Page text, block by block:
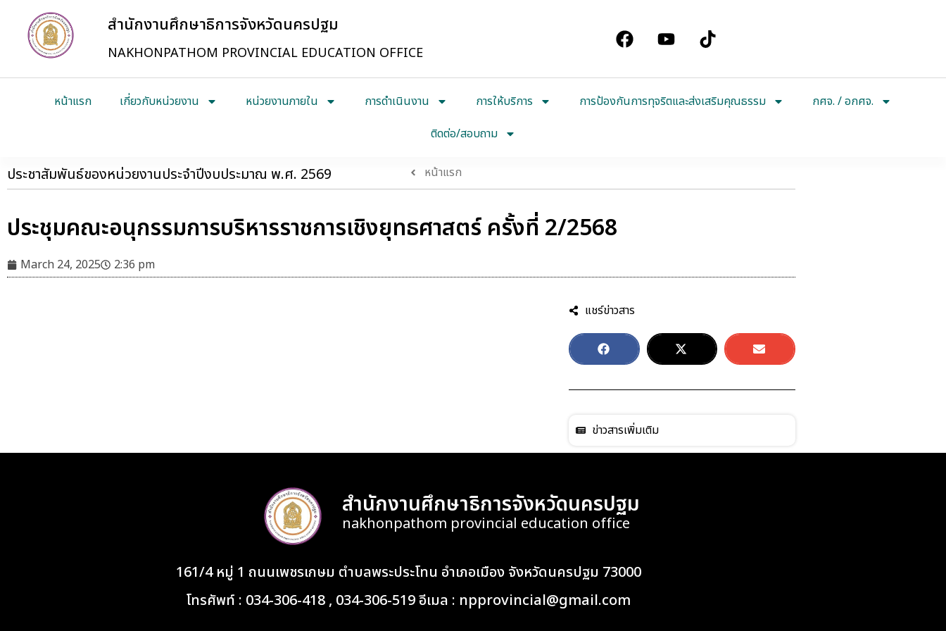
สำนักงานศึกษาธิการจังหวัดนครปฐม
NAKHONPATHOM PROVINCIAL EDUCATION OFFICE
หน้าแรก เกี่ยวกับหน่วยงาน หน่วยงานภายใน การดำเนินงาน การให้บริการ การป้องกันการทุจริตและส่งเสริมคุณธรรม
กศจ. / อกศจ.
ติดต่อ/สอบถาม
ประชาสัมพันธ์ของหน่วยงานประจำปีงบประมาณ พ.ศ. 2569 หน้าแรก
ประชุมคณะอนุกรรมการบริหารราชการเชิงยุทธศาสตร์ ครั้งที่ 2/2568
March 24, 2025 2:36 pm
แชร์ข่าวสาร
ข่าวสารเพิ่มเติม
สำนักงานศึกษาธิการจังหวัดนครปฐม
nakhonpathom provincial education office
161/4 หมู่ 1 ถนนเพชรเกษม ตำบลพระประโทน อำเภอเมือง จังหวัดนครปฐม 73000
โทรศัพท์ : 034-306-418 , 034-306-519 อีเมล : npprovincial@gmail.com